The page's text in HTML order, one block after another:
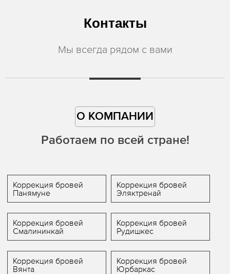
Контакты
Мы всегда рядом с вами
О КОМПАНИИ
Работаем по всей стране!
Коррекция бровей
Панямуне
Коррекция бровей
Эляктренай
Коррекция бровей
Смалининкай
Коррекция бровей
Рудишкес
Коррекция бровей
Вянта
Коррекция бровей
Юрбаркас